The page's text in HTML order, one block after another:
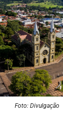
Foto: Divulgação